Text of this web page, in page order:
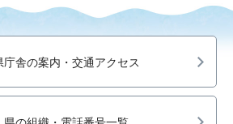
庁舎の案内・交通アクセス